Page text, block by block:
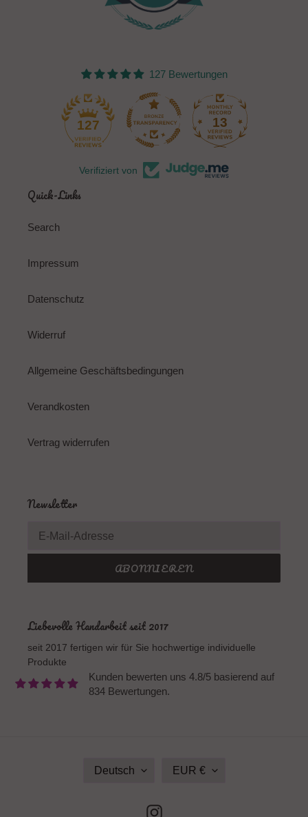
127 Bewertungen
127 13
Verifiziert von
Quick-Links
Search
Impressum
Datenschutz
Widerruf
Allgemeine Geschäftsbedingungen
Verandkosten
Vertrag widerrufen
Newsletter
ABONNIEREN
Liebevolle Handarbeit seit 2017
seit 2017 fertigen wir für Sie hochwertige individuelle
Produkte
Kunden bewerten uns 4.8/5 basierend auf
834 Bewertungen.
Deutsch W
R
EUR €
Instagram